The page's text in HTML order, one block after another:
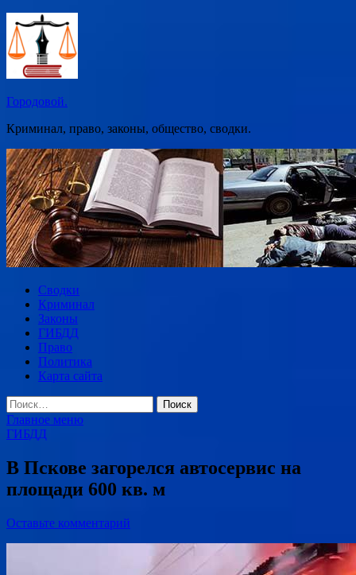
Перейти
содержимому
Городовой.
Криминал, право, законы, общество, сводки.
Сводки
Криминал
Законы
ГИБДД
Право
Политика
Карта сайта
Найти:
Главное меню
ГИБДД
В Пскове загорелся автосервис на
площади 600 кв. м
Оставьте комментарий